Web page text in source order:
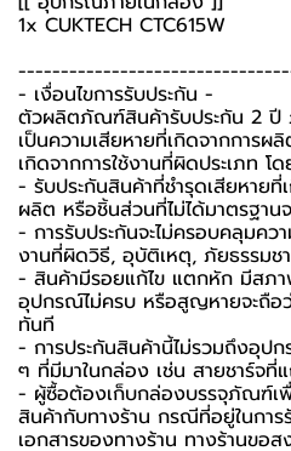
1x CUKTECH CTC615W
-️ เงื่อนไขการรับประกัน -️
ตัวผลิตภัณฑ์สินค้ารับประกัน 2 ปี
เป็นความเสียหายที่เกิดจากการผ
เกิดจากการใช้งานที่ผิดประเภท โ
- รับประกันสินค้าที่ชำรุดเสียหาย
ผลิต หรือชิ้นส่วนที่ไม่ได้มาตรฐาน
- การรับประกันจะไม่ครอบคลุมคว
งานที่ผิดวิธี, อุบัติเหตุ, ภัยธรรมช
- สินค้ามีรอยแก้ไข แตกหัก มีสภ
อุปกรณ์ไม่ครบ หรือสูญหายจะถือ
ทันที
- การประกันสินค้านี้ไม่รวมถึงอุ
ๆ ที่มีมาในกล่อง เช่น สายชาร์จ
-️ ผู้ซื้อต้องเก็บกล่องบรรจุภัณฑ์เพื่
สินค้ากับทางร้าน กรณีที่อยู่ในกา
เอกสารของทางร้าน ทางร้านขอ